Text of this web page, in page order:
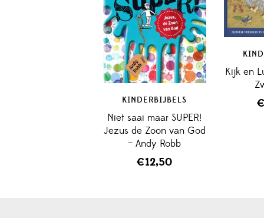
KINDERBIJBELS
Niet saai maar SUPER!
Jezus de Zoon van God
– Andy Robb
€12,50
Kijk en